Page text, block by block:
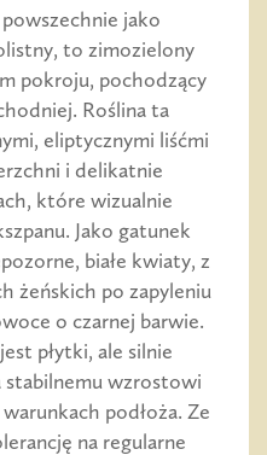
jako
to zimozielony
pokroju, pochodzący
Roślina ta
eliptycznymi liśćmi
i delikatnie
które wizualnie
Jako gatunek
białe kwiaty, z
żeńskich po zapyleniu
o czarnej barwie.
płytki, ale silnie
stabilnemu wzrostowi
podłoża. Ze
na regularne